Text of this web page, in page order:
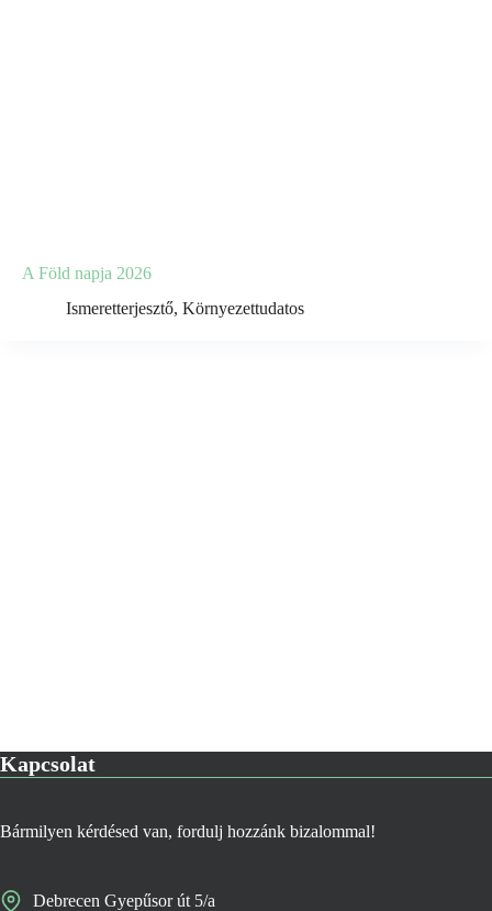
A Föld napja 2026
Ismeretterjesztő, Környezettudatos
Kapcsolat
Bármilyen kérdésed van, fordulj hozzánk bizalommal!
Debrecen Gyepűsor út 5/a